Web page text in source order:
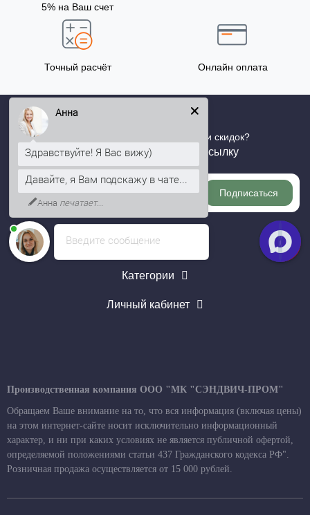
5% на Ваш счет
Точный расчёт Онлайн оплата
Хотите быть в курсе всех акций и скидок?
Подпишитесь на нашу рассылку
Подписаться
Информация
Категории
Личный кабинет
Производственная компания ООО "МК "СЭНДВИЧ-ПРОМ"
Обращаем Ваше внимание на то, что вся информация (включая цены)
на этом интернет-сайте носит исключительно информационный
характер, и ни при каких условиях не является публичной офертой,
определяемой положениями статьи 437 Гражданского кодекса РФ".
Розничная продажа осуществляется от 15 000 рублей.
Введите сообщение
Анна
Здравствуйте! Я Вас вижу)
Давайте, я Вам подскажу в чате...
Анна печатает...